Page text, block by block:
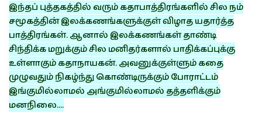
இந்தப் புத்தகத்தில் வரும் கதாபாத்திரங்களில் சில நம்
சமூகத்தின் இலக்கணங்களுக்குள் விழாத யதார்த்த
பாத்திரங்கள். ஆனால் இலக்கணங்கள் தாண்டி
சிந்திக்க மறுக்கும் சில மனிதர்களால் பாதிக்கப்புக்கு
உள்ளாகும் கதாநாயகன். அவனுக்குள்ளும் கதை
முழுவதும் நிகழ்ந்து கொண்டிருக்கும் போராட்டம்
இங்குமில்லாமல் அங்குமில்லாமல் தத்தளிக்கும்
மனநிலை….